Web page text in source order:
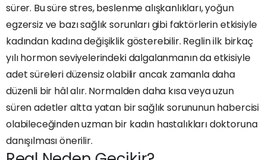
sürer. Bu süre stres, beslenme alışkanlıkları, yoğun
egzersiz ve bazı sağlık sorunları gibi faktörlerin etkisiyle
kadından kadına değişiklik gösterebilir. Reglin ilk birkaç
yılı hormon seviyelerindeki dalgalanmanın da etkisiyle
adet süreleri düzensiz olabilir ancak zamanla daha
düzenli bir hâl alır. Normalden daha kısa veya uzun
süren adetler altta yatan bir sağlık sorununun habercisi
olabileceğinden uzman bir kadın hastalıkları doktoruna
danışılması önerilir.